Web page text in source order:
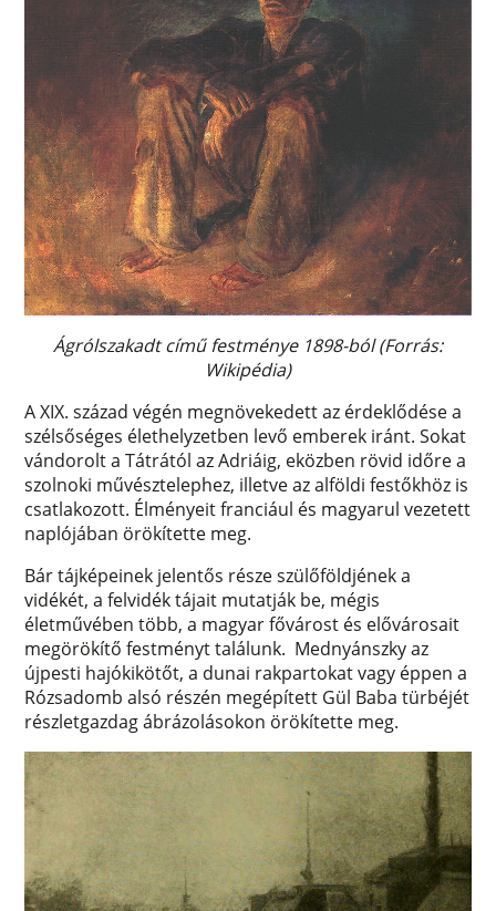
Ágrólszakadt című festménye 1898-ból (Forrás:
Wikipédia)
A XIX. század végén megnövekedett az érdeklődése a
szélsőséges élethelyzetben levő emberek iránt. Sokat
vándorolt a Tátrától az Adriáig, eközben rövid időre a
szolnoki művésztelephez, illetve az alföldi festőkhöz is
csatlakozott. Élményeit franciául és magyarul vezetett
naplójában örökítette meg.
Bár tájképeinek jelentős része szülőföldjének a
vidékét, a felvidék tájait mutatják be, mégis
életművében több, a magyar fővárost és elővárosait
megörökítő festményt találunk. Mednyánszky az
újpesti hajókikötőt, a dunai rakpartokat vagy éppen a
Rózsadomb alsó részén megépített Gül Baba türbéjét
részletgazdag ábrázolásokon örökítette meg.